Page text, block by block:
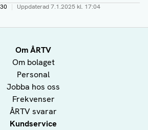
| Uppdaterad7.1.2025 kl. 17:04
Om ÅRTV
Om bolaget
Personal
Jobba hos oss
Frekvenser
ÅRTV svarar
Kundservice